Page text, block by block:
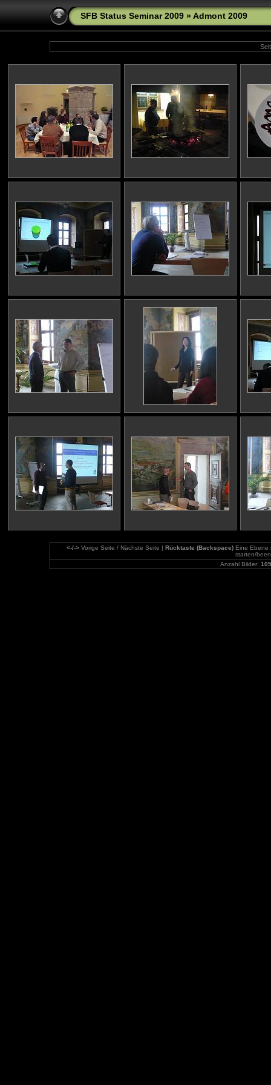
SFB Status Seminar 2009 » Admont 2009
<-/-> Vorige Seite / Nächste Seite | Rücktaste (Backspace) Eine
starten/
Anzahl Bilder: 105